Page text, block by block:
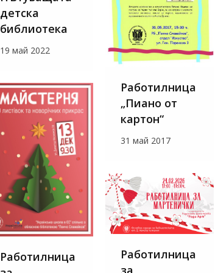
детска
библиотека
19 май 2022
Работилница
„Пиано от
картон“
31 май 2017
Работилница
Работилница
за